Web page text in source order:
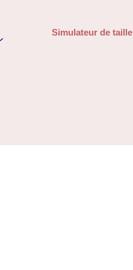
Simulateur de taille